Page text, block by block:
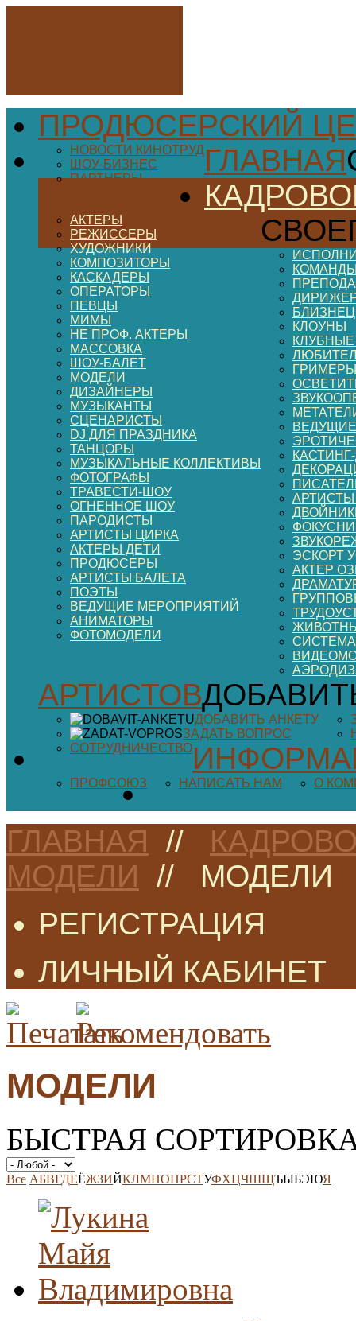
ПРОДЮСЕРСКИЙ
ГЛАВНАЯ
НОВОСТИ КИНОТРУД
ШОУ-БИЗНЕС
ПАРТНЕРЫ
АКТЕРЫ
РЕЖИССЕРЫ
ХУДОЖНИКИ
КОМПОЗИТОРЫ
КАСКАДЕРЫ
ОПЕРАТОРЫ
ПЕВЦЫ
МИМЫ
НЕ ПРОФ. АКТЕРЫ
МАССОВКА
ШОУ-БАЛЕТ
МОДЕЛИ
ДИЗАЙНЕРЫ
МУЗЫКАНТЫ
СЦЕНАРИСТЫ
DJ ДЛЯ ПРАЗДНИКА
ТАНЦОРЫ
МУЗЫКАЛЬНЫЕ КОЛЛЕКТИВЫ
ФОТОГРАФЫ
ТРАВЕСТИ-ШОУ
ОГНЕННОЕ ШОУ
ПАРОДИСТЫ
АРТИСТЫ ЦИРКА
АКТЕРЫ ДЕТИ
ПРОДЮСЕРЫ
АРТИСТЫ БАЛЕТА
ПОЭТЫ
ВЕДУЩИЕ МЕРОПРИЯТИЙ
АНИМАТОРЫ
ФОТОМОДЕЛИ
КЛОУНЫ
КЛУБНЫЕ
ГРИМЕРЫ
ЭСКОРТ
АКТЕР
АРТИСТОВ
ДОБАВИТЬ АНКЕТУ
ЗАДАТЬ ВОПРОС
СОТРУДНИЧЕСТВО
ПРОФСОЮЗ НАПИСАТЬ НАМ О
ГЛАВНАЯ //
МОДЕЛИ //
МОДЕЛИ
РЕГИСТРАЦИЯ
ЛИЧНЫЙ КАБИНЕТ
МОДЕЛИ
БЫСТРАЯ
Все АБВГДЕЁЖЗИЙКЛМНОПРСТУФХЦЧШЩЪЫЬЭЮЯ